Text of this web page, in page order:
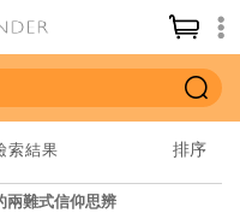
索結果
兩難式信仰思辨